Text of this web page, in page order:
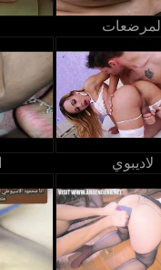
المرضعات
لاديبوي